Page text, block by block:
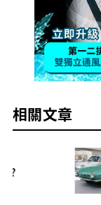
相關文章
不
日